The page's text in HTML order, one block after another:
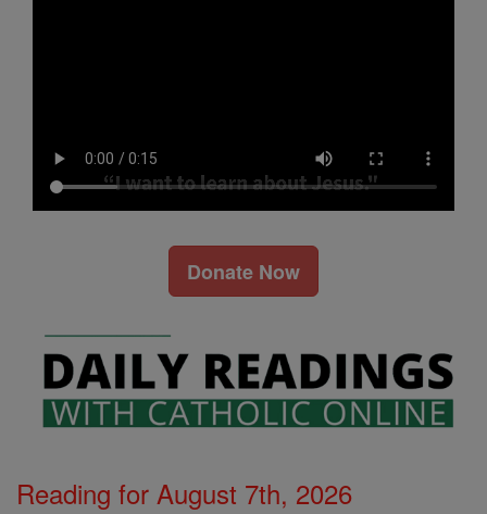
Donate Now
Reading for August 7th, 2026